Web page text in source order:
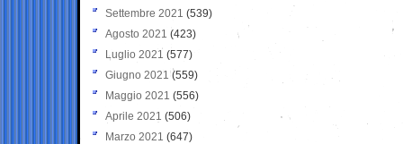
Settembre 2021 (539)
Agosto 2021 (423)
Luglio 2021 (577)
Giugno 2021(559)
Maggio 2021 (556)
Aprile 2021 (506)
Marzo 2021 (647)